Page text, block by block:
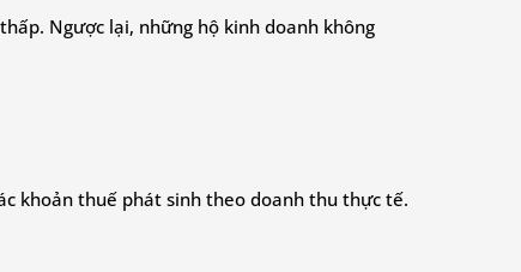
Ngược lại, những hộ kinh doanh không
khoản thuế phát sinh theo doanh thu thực tế.